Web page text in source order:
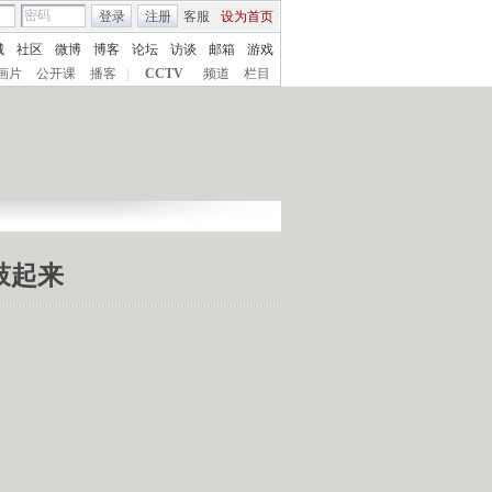
客服 设为首页
登录 注册
社区 微博 博客 论坛 访谈 邮箱
游戏
片
公开课 播客 CCTV 频道 栏目
起来